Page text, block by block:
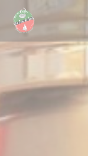
Πίνακας διαχείρισης